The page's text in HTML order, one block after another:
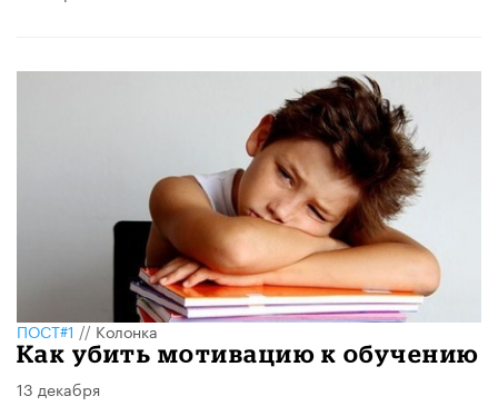
ПОСТ#1//Колонка
Как убить мотивацию к обучению
13 декабря